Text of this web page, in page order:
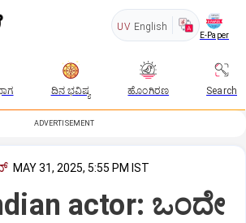
UV English
E-Paper
ದಿನ ಭವಿಷ್ಯ ಹೊಂಗಿರಣ Search
ADVERTISEMENT
MAY 31, 2025, 5:55 PM IST
actor: ಒಂದೇ